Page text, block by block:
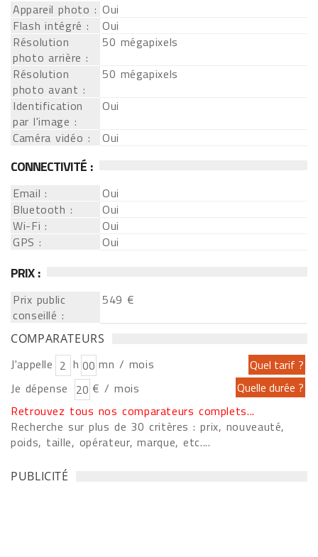
Appareil photo : Oui
Flash intégré :
Oui
Résolution
photo arrière :
50 mégapixels
Résolution
photo avant :
50 mégapixels
Identification
par l'image :
Oui
Caméra vidéo :
Oui
CONNECTIVITÉ :
Email :
Oui
Bluetooth :
Oui
Wi-Fi :
Oui
GPS :
Oui
PRIX :
Prix public
conseillé :
549 €
COMPARATEURS
J'appelle h
mn / mois
Je dépense
€ / mois
Retrouvez tous nos comparateurs complets...
Recherche sur plus de 30 critères : prix, nouveauté,
poids, taille, opérateur, marque, etc....
PUBLICITÉ